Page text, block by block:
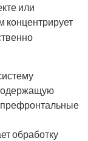
или
концентрирует
обработку